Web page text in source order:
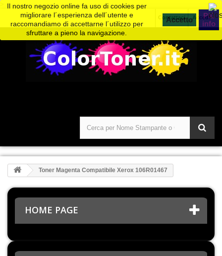
Accedi
Contattaci
Il nostro negozio online fa uso di cookies per
migliorare l´esperienza dell´utente e
raccomandiamo di accettarne l´utilizzo per
sfruttare a pieno la navigazione.
Piú
info
Toner Magenta Compatibile Xerox 106R01467
HOME PAGE